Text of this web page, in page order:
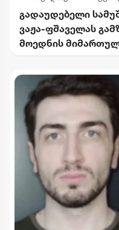
გადაუდებელი
ვაჟა-ფშაველას
მოედნის